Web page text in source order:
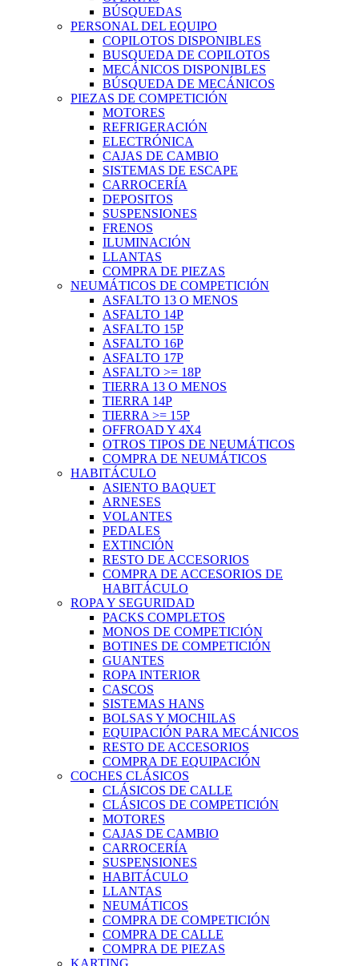
BÚSQUEDAS
PERSONAL DEL EQUIPO
COPILOTOS DISPONIBLES
BUSQUEDA DE COPILOTOS
MECÁNICOS DISPONIBLES
BÚSQUEDA DE MECÁNICOS
PIEZAS DE COMPETICIÓN
MOTORES
REFRIGERACIÓN
ELECTRÓNICA
CAJAS DE CAMBIO
SISTEMAS DE ESCAPE
CARROCERÍA
DEPOSITOS
SUSPENSIONES
FRENOS
ILUMINACIÓN
LLANTAS
COMPRA DE PIEZAS
NEUMÁTICOS DE COMPETICIÓN
ASFALTO 13 O MENOS
ASFALTO 14P
ASFALTO 15P
ASFALTO 16P
ASFALTO 17P
ASFALTO >= 18P
TIERRA 13 O MENOS
TIERRA 14P
TIERRA >= 15P
OFFROAD Y 4X4
OTROS TIPOS DE NEUMÁTICOS
COMPRA DE NEUMÁTICOS
HABITÁCULO
ASIENTO BAQUET
ARNESES
VOLANTES
PEDALES
EXTINCIÓN
RESTO DE ACCESORIOS
COMPRA DE ACCESORIOS DE
HABITÁCULO
ROPA Y SEGURIDAD
PACKS COMPLETOS
MONOS DE COMPETICIÓN
BOTINES DE COMPETICIÓN
GUANTES
ROPA INTERIOR
CASCOS
SISTEMAS HANS
BOLSAS Y MOCHILAS
EQUIPACIÓN PARA MECÁNICOS
RESTO DE ACCESORIOS
COMPRA DE EQUIPACIÓN
COCHES CLÁSICOS
CLÁSICOS DE CALLE
CLÁSICOS DE COMPETICIÓN
MOTORES
CAJAS DE CAMBIO
CARROCERÍA
SUSPENSIONES
HABITÁCULO
LLANTAS
NEUMÁTICOS
COMPRA DE COMPETICIÓN
COMPRA DE CALLE
COMPRA DE PIEZAS
KARTING